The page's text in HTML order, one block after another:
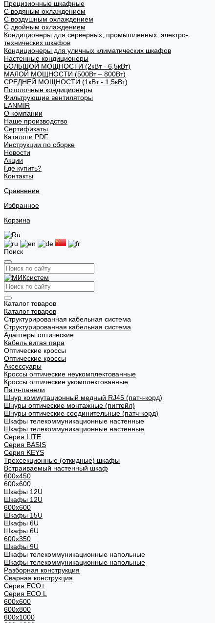
Прецизионные шкафные
С водяным охлаждением
С воздушным охлаждением
С двойным охлаждением
Кондиционеры для серверных, промышленных, электро-
технических шкафов
Кондиционеры для уличных климатических шкафов
Настенные кондиционеры
БОЛЬШОЙ МОЩНОСТИ (2кВт - 6,5кВт)
МАЛОЙ МОЩНОСТИ (500Вт – 800Вт)
СРЕДНЕЙ МОЩНОСТИ (1кВт - 1,5кВт)
Потолочные кондиционеры
Фильтрующие вентиляторы
LANMIR
О компании
Наше производство
Сертификаты
Каталоги PDF
Инструкции по сборке
Новости
Акции
Где купить?
Контакты
Сравнение
Избранное
Корзина
Поиск
Каталог товаров
Каталог товаров
Структурированная кабельная система
Структурированная кабельная система
Адаптеры оптические
Кабель витая пара
Оптические кроссы
Оптические кроссы
Аксессуары
Кроссы оптические неукомплектованные
Кроссы оптические укомплектованные
Патч-панели
Шнур коммутационный медный RJ45 (патч-корд)
Шнуры оптические монтажные (пигтейл)
Шнуры оптические соединительные (патч-корд)
Шкафы телекоммуникационные настенные
Шкафы телекоммуникационные настенные
Cерия LITE
Cерия BASIS
Cерия KEYS
Трехсекционные (откидные) шкафы
Встраиваемый настенный шкаф
600x450
600x600
Шкафы 12U
Шкафы 12U
600x600
Шкафы 15U
Шкафы 6U
Шкафы 6U
600x350
Шкафы 9U
Шкафы телекоммуникационные напольные
Шкафы телекоммуникационные напольные
Разборная конструкция
Сварная конструкция
Серия ECO+
Серия ECO L
600x600
600x800
600х1000